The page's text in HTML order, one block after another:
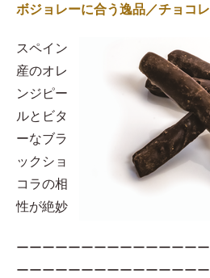
ボジョレーに合う逸品／チョコ
スペイン
産のオレ
ンジピー
ルとビタ
ーなブラ
ックショ
コラの相
性が絶妙
ーーーーーーーーーーーーーー
ーーーーーーーーーーーーーー